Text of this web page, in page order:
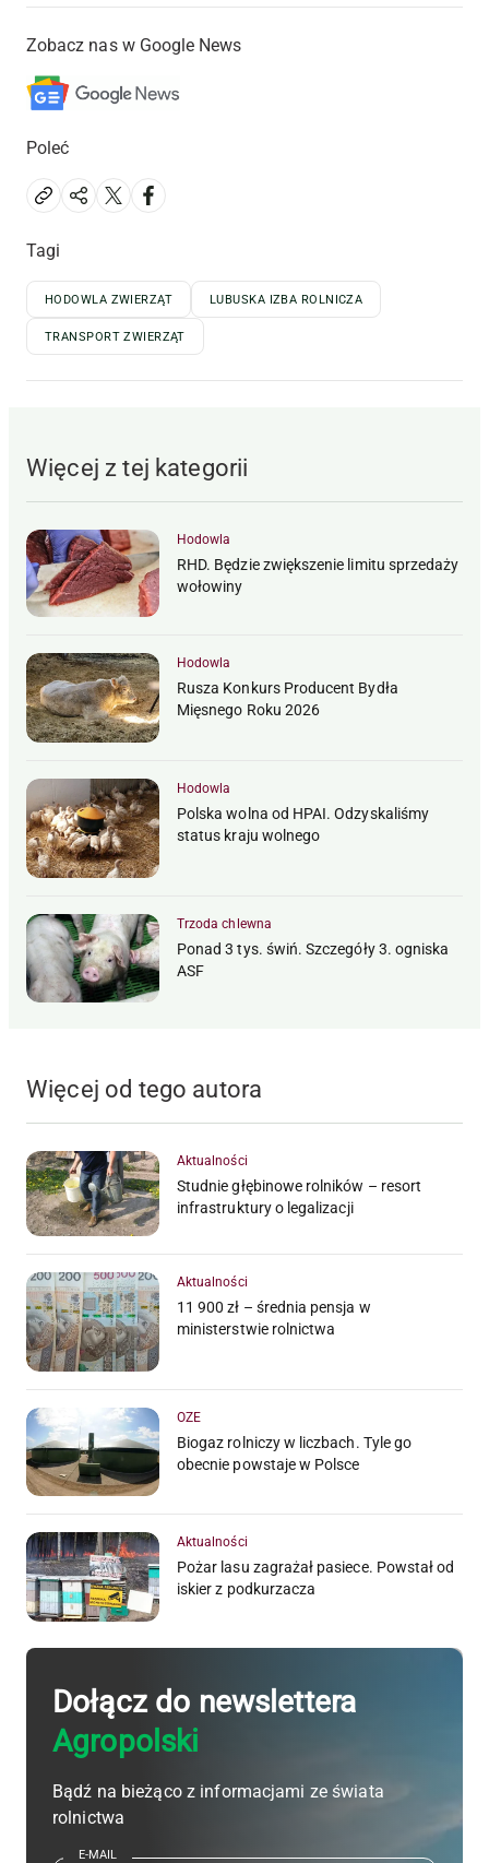
Zobacz nas w Google News
Poleć
Tagi
HODOWLA ZWIERZĄT LUBUSKA IZBA ROLNICZA
TRANSPORT ZWIERZĄT
Więcej z tej kategorii
Hodowla
RHD. Będzie zwiększenie limitu sprzedaży
wołowiny
Hodowla
Rusza Konkurs Producent Bydła
Mięsnego Roku 2026
Hodowla
Polska wolna od HPAI. Odzyskaliśmy
status kraju wolnego
Trzoda chlewna
Ponad 3 tys. świń. Szczegóły 3. ogniska
ASF
Więcej od tego autora
Aktualności
Studnie głębinowe rolników – resort
infrastruktury o legalizacji
Aktualności
11 900 zł – średnia pensja w
ministerstwie rolnictwa
OZE
Biogaz rolniczy w liczbach. Tyle go
obecnie powstaje w Polsce
Aktualności
Pożar lasu zagrażał pasiece. Powstał od
iskier z podkurzacza
Dołącz do newslettera
Agropolski
Bądź na bieżąco z informacjami ze świata
rolnictwa
E-MAIL